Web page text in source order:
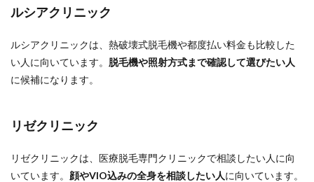
ルシアクリニック
ルシアクリニックは、熱破壊式脱毛機や都度払い料金も比較した
い人に向いています。 脱毛機や照射方式まで確認して選びたい人
に候補になります。
リゼクリニック
リゼクリニックは、医療脱毛専門クリニックで相談したい人に向
いています。 顔やVIO込みの全身を相談したい人に向いています。